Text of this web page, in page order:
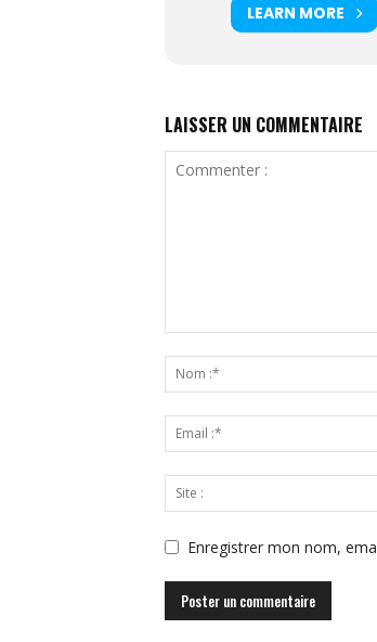
LEARN MORE
LAISSER UN COMMENTAIRE
Enregistrer mon nom,